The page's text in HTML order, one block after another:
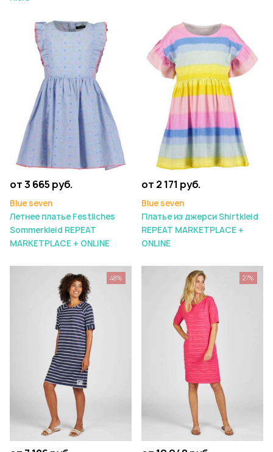
от 3 665 руб.
Blue seven
Летнее платье Festliches
Sommerkleid REPEAT
MARKETPLACE + ONLINE
от 2 171 руб.
Blue seven
Платье из джерси Shirtkleid
REPEAT MARKETPLACE +
ONLINE
48% 27%